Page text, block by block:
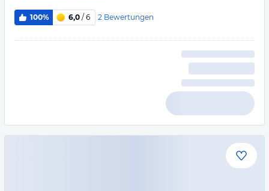
100% 6,0 / 6 2 Bewertungen